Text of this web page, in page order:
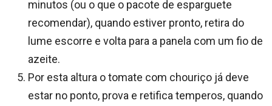
minutos (ou o que o pacote de esparguete
recomendar), quando estiver pronto, retira do
lume escorre e volta para a panela com um fio de
azeite.
Por esta altura o tomate com chouriço já deve
estar no ponto, prova e retifica temperos, quando